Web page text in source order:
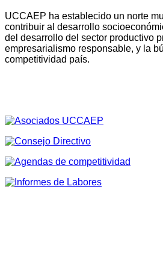
UCCAEP ha establecido un norte
contribuir al desarrollo
del desarrollo del sector productivo
empresarialismo responsable, y la
competitividad país.